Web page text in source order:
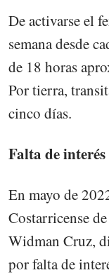
De activarse el
semana desde
de 18 horas
Por tierra,
cinco días.
Falta de interés
En mayo de
Costarricense
Widman Cruz,
por falta de